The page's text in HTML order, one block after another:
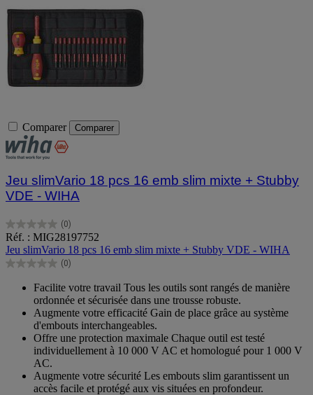
Comparer Comparer
Jeu slimVario 18 pcs 16 emb slim mixte + Stubby
VDE - WIHA
(0)
0.0
sur
5
étoiles.
Réf. : MIG28197752
Jeu slimVario 18 pcs 16 emb slim mixte + Stubby VDE - WIHA
(0)
0.0
étoiles.
Facilite votre travail Tous les outils sont rangés de manière
ordonnée et sécurisée dans une trousse robuste.
Augmente votre efficacité Gain de place grâce au système
d'embouts interchangeables.
Offre une protection maximale Chaque outil est testé
individuellement à 10 000 V AC et homologué pour 1 000 V
AC.
Augmente votre sécurité Les embouts slim garantissent un
accès facile et protégé aux vis situées en profondeur.